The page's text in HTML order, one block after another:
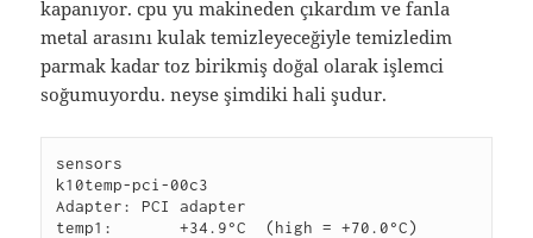
kapanıyor. cpu yu makineden çıkardım ve fanla
metal arasını kulak temizleyeceğiyle temizledim
parmak kadar toz birikmiş doğal olarak işlemci
soğumuyordu. neyse şimdiki hali şudur.
sensors
k10temp-pci-00c3
Adapter: PCI adapter
temp1:       +34.9°C  (high = +70.0°C)